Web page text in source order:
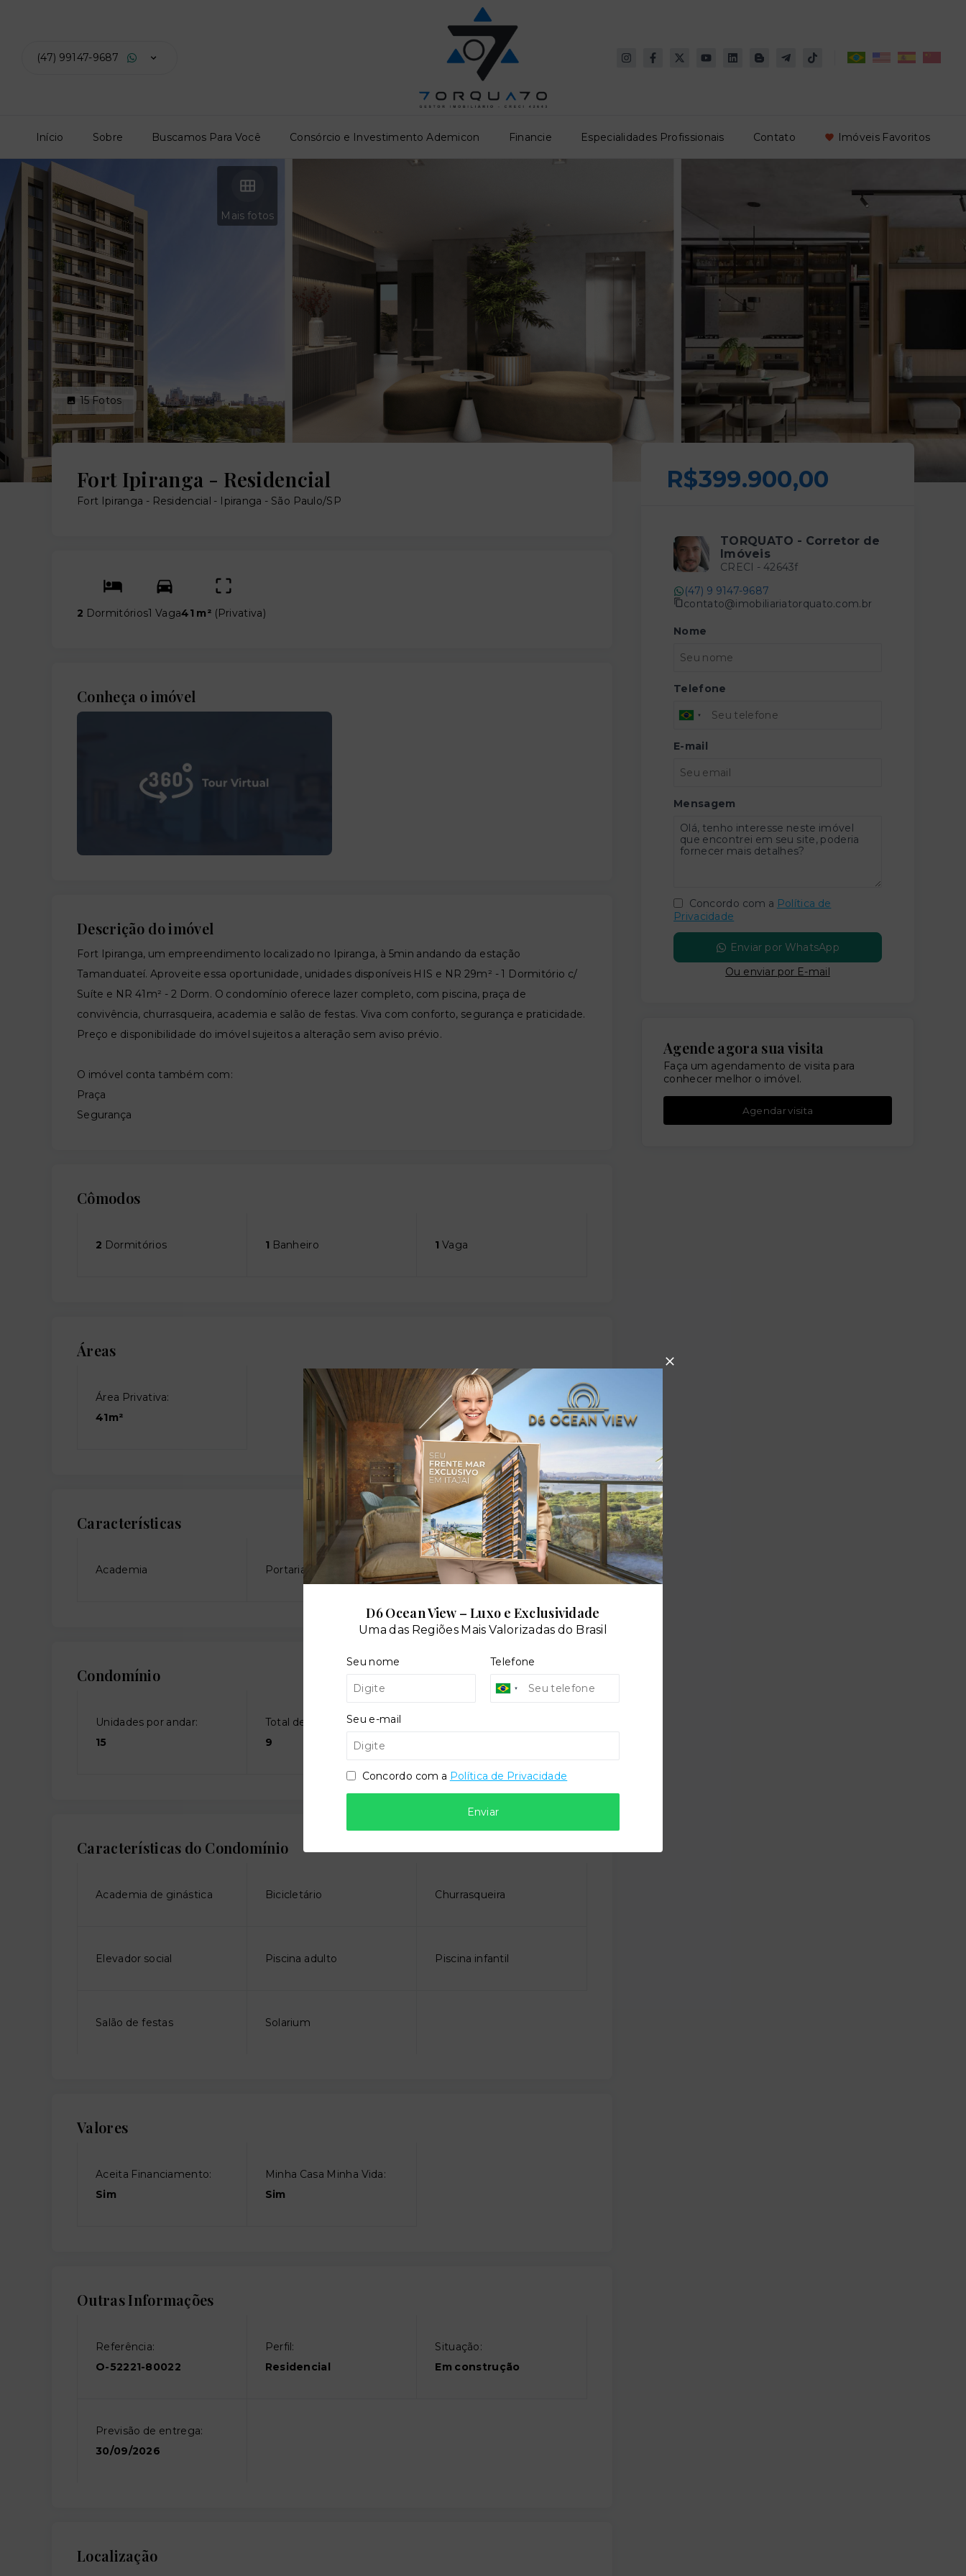
(47) 99147-9687
Início Sobre Buscamos Para Você Consórcio e Investimento Ademicon Financie Especialidades Profissionais Contato Imóveis Favoritos
Mais fotos
15 Fotos
Fort Ipiranga - Residencial
Fort Ipiranga - Residencial - Ipiranga - São Paulo/SP
2 Dormitórios1 Vaga41 m² (Privativa)
Conheça o imóvel
Descrição do imóvel
Fort Ipiranga, um empreendimento localizado no Ipiranga, à 5min andando da estação
Tamanduateí. Aproveite essa oportunidade, unidades disponíveis HIS e NR 29m² - 1 Dormitório c/
Suíte e NR 41m² - 2 Dorm. O condomínio oferece lazer completo, com piscina, praça de
convivência, churrasqueira, academia e salão de festas. Viva com conforto, segurança e praticidade.
Preço e disponibilidade do imóvel sujeitos a alteração sem aviso prévio.
O imóvel conta também com:
Praça
Segurança
Cômodos
2 Dormitórios 1 Banheiro 1 Vaga
Áreas
Área Privativa:
41m²
Características
Academia Portaria
Condomínio
Unidades por andar:
15
Total de andares:
9
Características do Condomínio
Academia de ginástica Bicicletário Churrasqueira
Elevador social Piscina adulto Piscina infantil
Salão de festas Solarium
Valores
Aceita Financiamento:
Sim
Minha Casa Minha Vida:
Sim
Outras Informações
Referência:
O-52221-80022
Perfil:
Residencial
Situação:
Em construção
Previsão de entrega:
30/09/2026
Localização
R$399.900,00
TORQUATO - Corretor de
Imóveis
CRECI - 42643f
(47) 9 9147-9687
contato@imobiliariatorquato.com.br
Nome
Telefone
E-mail
Mensagem
Concordo com a Política de
Privacidade
Enviar por WhatsApp
Ou enviar por E-mail
Agende agora sua visita
Faça um agendamento de visita para
conhecer melhor o imóvel.
Agendar visita
D6 Ocean View – Luxo e Exclusividade
Uma das Regiões Mais Valorizadas do Brasil
Seu nome Telefone
Seu e-mail
Concordo com a Política de Privacidade
Enviar